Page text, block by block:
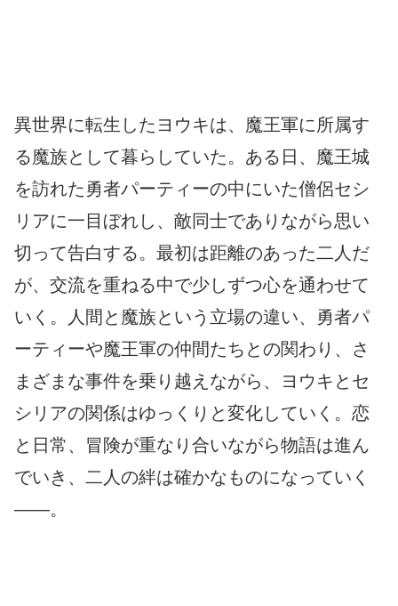
異世界に転生したヨウキは、魔王軍に所属す
る魔族として暮らしていた。ある日、魔王城
を訪れた勇者パーティーの中にいた僧侶セシ
リアに一目ぼれし、敵同士でありながら思い
切って告白する。最初は距離のあった二人だ
が、交流を重ねる中で少しずつ心を通わせて
いく。人間と魔族という立場の違い、勇者パ
ーティーや魔王軍の仲間たちとの関わり、さ
まざまな事件を乗り越えながら、ヨウキとセ
シリアの関係はゆっくりと変化していく。恋
と日常、冒険が重なり合いながら物語は進ん
でいき、二人の絆は確かなものになっていく
――。